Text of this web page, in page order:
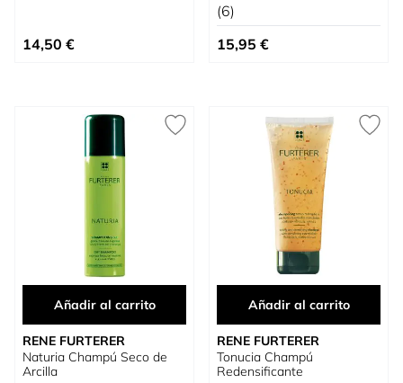
14,50 €
(6)
15,95 €
Añadir al carrito
RENE FURTERER
Naturia Champú Seco de
Arcilla
Añadir al carrito
RENE FURTERER
Tonucia Champú
Redensificante